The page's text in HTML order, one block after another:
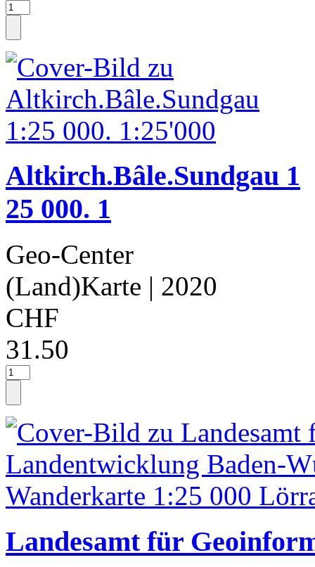
Altkirch.Bâle.Sundgau 1
25 000. 1
Geo-Center
(Land)Karte | 2020
CHF
31.50
Landesamt für